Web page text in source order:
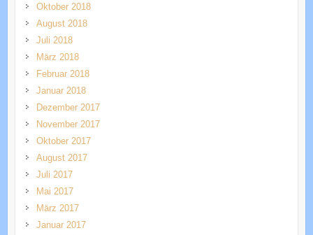
Oktober 2018
August 2018
Juli 2018
März 2018
Februar 2018
Januar 2018
Dezember 2017
November 2017
Oktober 2017
August 2017
Juli 2017
Mai 2017
März 2017
Januar 2017